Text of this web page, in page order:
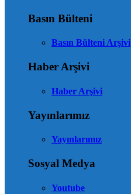
Basın Bülteni
Basın Bülteni Arşivi
Haber Arşivi
Haber Arşivi
Yayınlarımız
Yayınlarımız
Sosyal Medya
Youtube